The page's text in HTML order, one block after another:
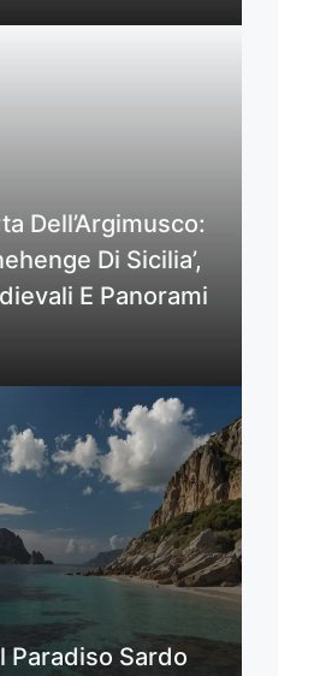
Dell’Argimusco:
Di Sicilia’,
E Panorami
Paradiso Sardo